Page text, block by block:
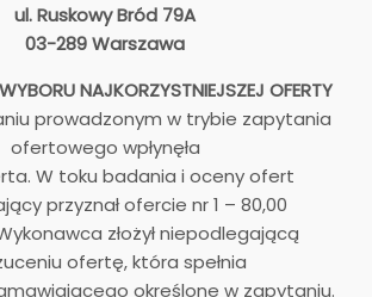
ul. Ruskowy Bród 79A
03-289 Warszawa
NAJKORZYSTNIEJSZEJ OFERTY
prowadzonym w trybie zapytania
ofertowego wpłynęła
W toku badania i oceny ofert
przyznał ofercie nr 1 – 80,00
złożył niepodlegającą
ofertę, która spełnia
określone w zapytaniu.